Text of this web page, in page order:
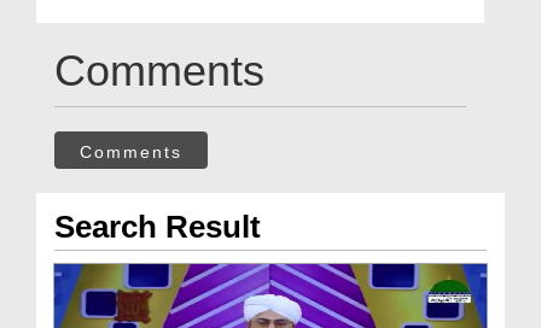
Comments
Comments
Search Result